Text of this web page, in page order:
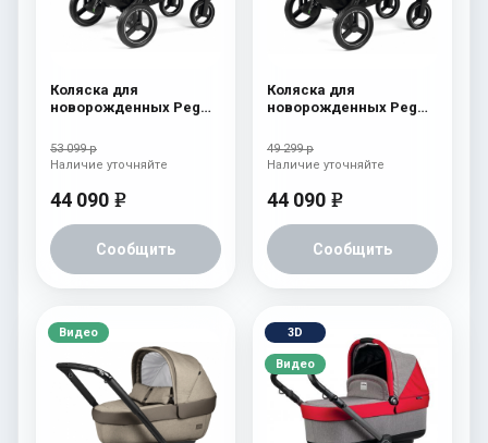
Коляска для
новорожденных Peg
53 099 р
44 090 e
Сообщить
Наличие уточняйте
Коляска для
новорожденных Peg
Atmosphere
49 299 р
44 090 e
Сообщить
Наличие уточняйте
Видео 3D
Видео